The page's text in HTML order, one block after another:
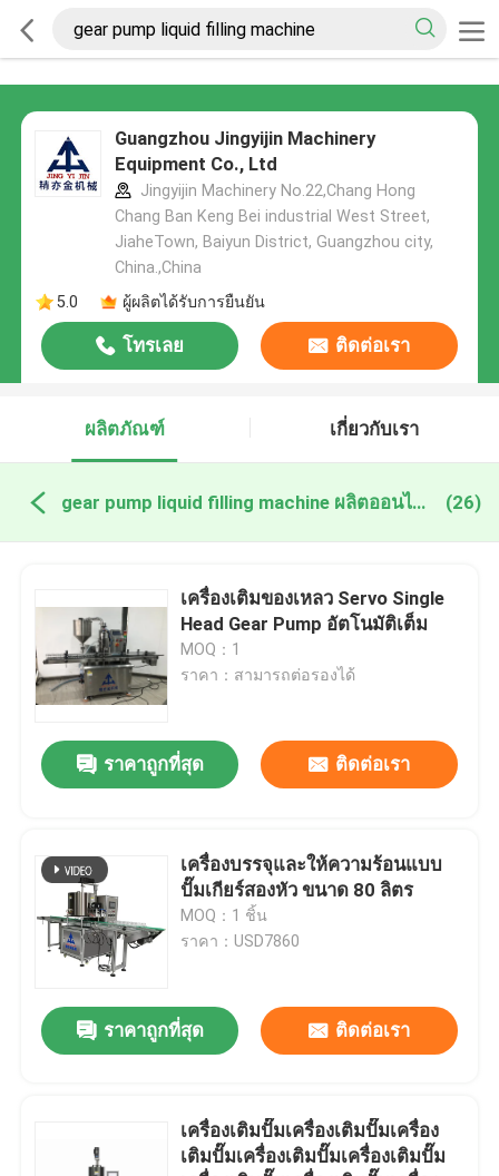
Guangzhou Jingyijin Machinery
Equipment Co., Ltd
Jingyijin Machinery No.22,Chang Hong
Chang Ban Keng Bei industrial West Street,
JiaheTown, Baiyun District, Guangzhou city,
China.,China
5.0
ผู้ผลิตได้รับการยืนยัน
โทรเลย ติดต่อเรา
ผลิตภัณฑ์ เกี่ยวกับเรา
gear pump liquid filling machine ผลิตออนไลน์ (26)
เครื่องเติมของเหลว Servo Single
Head Gear Pump อัตโนมัติเต็ม
MOQ：1
ราคา：สามารถต่อรองได้
ราคาถูกที่สุด ติดต่อเรา
เครื่องบรรจุและให้ความร้อนแบบ
ปั๊มเกียร์สองหัว ขนาด 80 ลิตร
MOQ：1 ชิ้น
ราคา：USD7860
ราคาถูกที่สุด ติดต่อเรา
เครื่องเติมปั๊มเครื่องเติมปั๊มเครื่อง
เติมปั๊มเครื่องเติมปั๊มเครื่องเติมปั๊ม